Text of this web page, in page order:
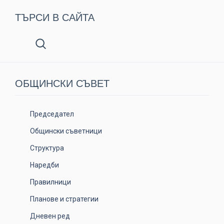
ТЪРСИ В САЙТА
ОБЩИНСКИ СЪВЕТ
Председател
Общински съветници
Структура
Наредби
Правилници
Планове и стратегии
Дневен ред